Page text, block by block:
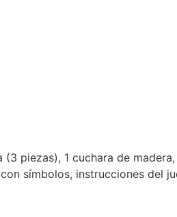
piezas), 1 cuchara de
símbolos, instrucciones del